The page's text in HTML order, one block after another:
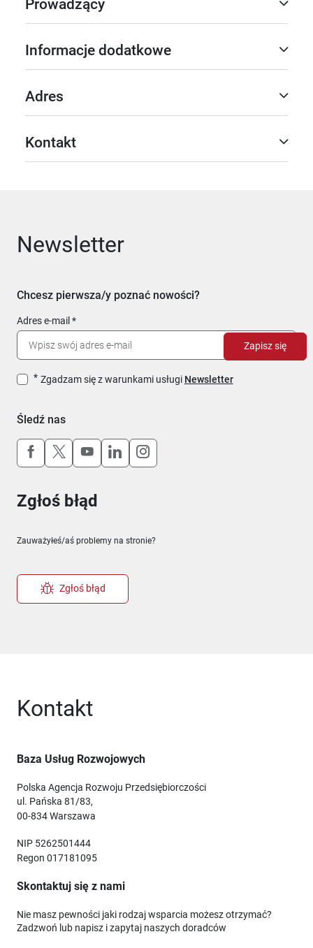
Prowadzący
Informacje dodatkowe
Adres
Kontakt
Newsletter
Chcesz pierwsza/y poznać nowości?
Adres e-mail
Zgadzam się z warunkami usługi Newsletter
Zapisz się
Śledź nas
Uwaga, link otworzy się w nowym oknie
Uwaga, link otworzy się w nowym oknie
Uwaga, link otworzy się w nowym
Uwaga, link otworzy się w
Uwaga, link otworzy się w
Zgłoś błąd
Zauważyłeś/aś problemy na stronie?
Zgłoś błąd
Kontakt
Baza Usług Rozwojowych
Polska Agencja Rozwoju Przedsiębiorczości
ul. Pańska 81/83,
00-834 Warszawa
NIP 5262501444
Regon 017181095
Skontaktuj się z nami
Nie masz pewności jaki rodzaj wsparcia możesz otrzymać?
Zadzwoń lub napisz i zapytaj naszych doradców